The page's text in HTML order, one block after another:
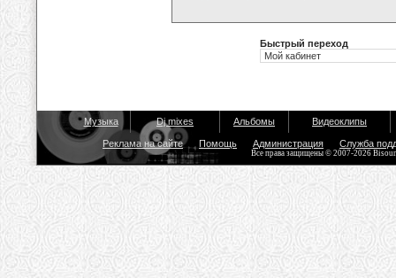
Быстрый переход
Музыка Dj mixes Альбомы Видеоклипы
Реклама на сайте Помощь Администрация Служба
Все права защищены © 2007-2026